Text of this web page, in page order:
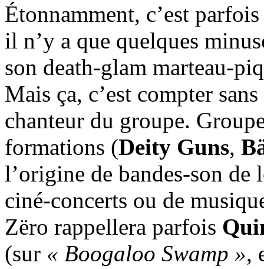
Étonnamment, c’est
il n’y a que quelques
son death-glam marteau-
Mais ça, c’est compter
chanteur du groupe.
formations (Deity Guns,
l’origine de bandes-son de
ciné-concerts ou de
Zëro rappellera parfois
(sur « Boogaloo Swamp »,